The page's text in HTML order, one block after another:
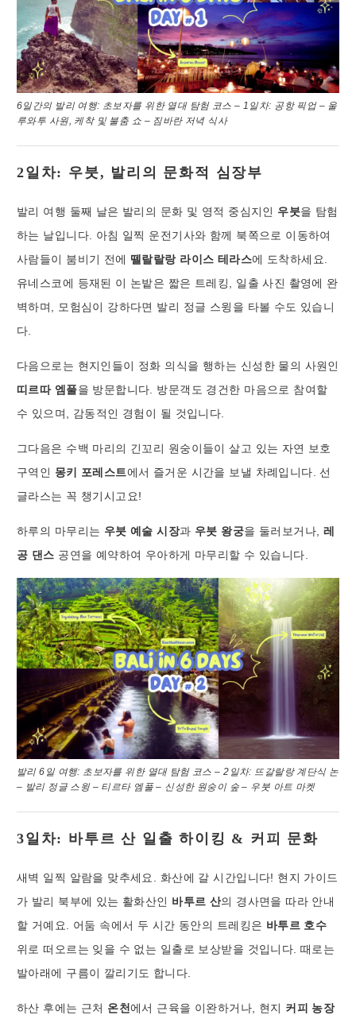
6일간의 발리 여행: 초보자를 위한 열대 탐험 코스 – 1일차: 공항 픽업 – 울
루와투 사원, 케착 및 불춤 쇼 – 짐바란 저녁 식사
2일차: 우붓, 발리의 문화적 심장부
발리 여행 둘째 날은 발리의 문화 및 영적 중심지인 우붓을 탐험
하는 날입니다. 아침 일찍 운전기사와 함께 북쪽으로 이동하여
사람들이 붐비기 전에 뗄랄랄랑 라이스 테라스에 도착하세요.
유네스코에 등재된 이 논밭은 짧은 트레킹, 일출 사진 촬영에 완
벽하며, 모험심이 강하다면 발리 정글 스윙을 타볼 수도 있습니
다.
다음으로는 현지인들이 정화 의식을 행하는 신성한 물의 사원인
띠르따 엠풀을 방문합니다. 방문객도 경건한 마음으로 참여할
수 있으며, 감동적인 경험이 될 것입니다.
그다음은 수백 마리의 긴꼬리 원숭이들이 살고 있는 자연 보호
구역인 몽키 포레스트에서 즐거운 시간을 보낼 차례입니다. 선
글라스는 꼭 챙기시고요!
하루의 마무리는 우붓 예술 시장과 우붓 왕궁을 둘러보거나, 레
공 댄스 공연을 예약하여 우아하게 마무리할 수 있습니다.
발리 6일 여행: 초보자를 위한 열대 탐험 코스 – 2일차: 뜨갈랄랑 계단식 논
– 발리 정글 스윙 – 티르타 엠풀 – 신성한 원숭이 숲 – 우붓 아트 마켓
3일차: 바투르 산 일출 하이킹 & 커피 문화
새벽 일찍 알람을 맞추세요. 화산에 갈 시간입니다! 현지 가이드
가 발리 북부에 있는 활화산인 바투르 산의 경사면을 따라 안내
할 거예요. 어둠 속에서 두 시간 동안의 트레킹은 바투르 호수
위로 떠오르는 잊을 수 없는 일출로 보상받을 것입니다. 때로는
발아래에 구름이 깔리기도 합니다.
하산 후에는 근처 온천에서 근육을 이완하거나, 현지 커피 농장